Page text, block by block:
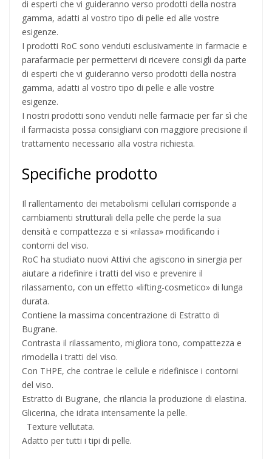
di esperti che vi guideranno verso prodotti della nostra
gamma, adatti al vostro tipo di pelle ed alle vostre
esigenze.
I prodotti RoC sono venduti esclusivamente in farmacie e
parafarmacie per permettervi di ricevere consigli da parte
di esperti che vi guideranno verso prodotti della nostra
gamma, adatti al vostro tipo di pelle e alle vostre
esigenze.
I nostri prodotti sono venduti nelle farmacie per far sì che
il farmacista possa consigliarvi con maggiore precisione il
trattamento necessario alla vostra richiesta.
Specifiche prodotto
Il rallentamento dei metabolismi cellulari corrisponde a
cambiamenti strutturali della pelle che perde la sua
densità e compattezza e si «rilassa» modificando i
contorni del viso.
RoC ha studiato nuovi Attivi che agiscono in sinergia per
aiutare a ridefinire i tratti del viso e prevenire il
rilassamento, con un effetto «lifting-cosmetico» di lunga
durata.
Contiene la massima concentrazione di Estratto di
Bugrane.
Contrasta il rilassamento, migliora tono, compattezza e
rimodella i tratti del viso.
Con THPE, che contrae le cellule e ridefinisce i contorni
del viso.
Estratto di Bugrane, che rilancia la produzione di elastina.
Glicerina, che idrata intensamente la pelle.
Texture vellutata.
Adatto per tutti i tipi di pelle.